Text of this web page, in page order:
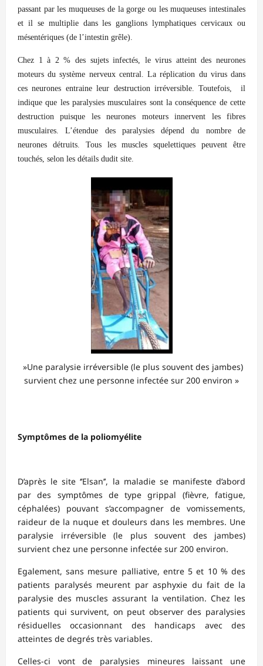
passant par les muqueuses de la gorge ou les muqueuses intestinales
et il se multiplie dans les ganglions lymphatiques cervicaux ou
mésentériques (de l’intestin grêle).
Chez 1 à 2 % des sujets infectés, le virus atteint des neurones
moteurs du système nerveux central. La réplication du virus dans
ces neurones entraine leur destruction irréversible. Toutefois, il
indique que les paralysies musculaires sont la conséquence de cette
destruction puisque les neurones moteurs innervent les fibres
musculaires. L’étendue des paralysies dépend du nombre de
neurones détruits. Tous les muscles squelettiques peuvent être
touchés, selon les détails dudit site.
»Une paralysie irréversible (le plus souvent des jambes)
survient chez une personne infectée sur 200 environ »
Symptômes de la poliomyélite
D’après le site ‘’Elsan’’, la maladie se manifeste d’abord
par des symptômes de type grippal (fièvre, fatigue,
céphalées) pouvant s’accompagner de vomissements,
raideur de la nuque et douleurs dans les membres. Une
paralysie irréversible (le plus souvent des jambes)
survient chez une personne infectée sur 200 environ.
Egalement, sans mesure palliative, entre 5 et 10 % des
patients paralysés meurent par asphyxie du fait de la
paralysie des muscles assurant la ventilation. Chez les
patients qui survivent, on peut observer des paralysies
résiduelles occasionnant des handicaps avec des
atteintes de degrés très variables.
Celles-ci vont de paralysies mineures laissant une